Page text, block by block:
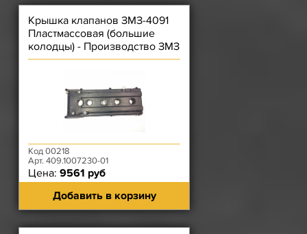
Крышка клапанов ЗМЗ-4091
Пластмассовая (большие
колодцы) - Производство ЗМЗ
Код 00218
Арт. 409.1007230-01
Цена: 9561 руб
Добавить в корзину